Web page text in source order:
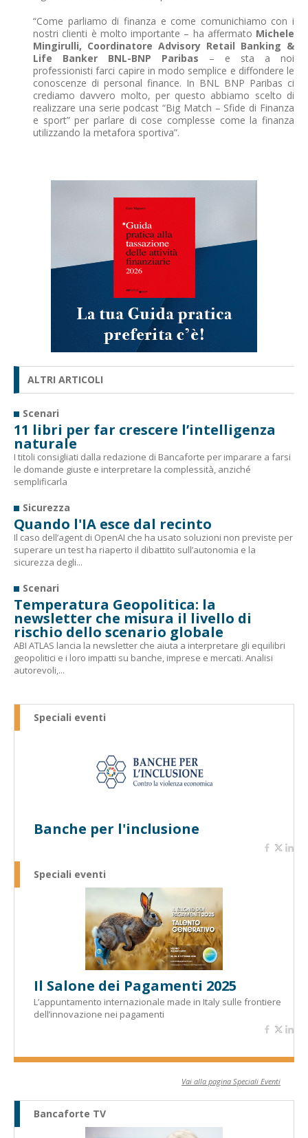
“Come parliamo di finanza e come comunichiamo con i
nostri clienti è molto importante – ha affermato Michele
Mingirulli, Coordinatore Advisory Retail Banking &
Life Banker BNL-BNP Paribas – e sta a noi
professionisti farci capire in modo semplice e diffondere le
conoscenze di personal finance. In BNL BNP Paribas ci
crediamo davvero molto, per questo abbiamo scelto di
realizzare una serie podcast “Big Match – Sfide di Finanza
e sport” per parlare di cose complesse come la finanza
utilizzando la metafora sportiva”.
ALTRI ARTICOLI
Scenari
11 libri per far crescere l’intelligenza
naturale
I titoli consigliati dalla redazione di Bancaforte per imparare a farsi
le domande giuste e interpretare la complessità, anziché
semplificarla
Sicurezza
Quando l'IA esce dal recinto
Il caso dell’agent di OpenAI che ha usato soluzioni non previste per
superare un test ha riaperto il dibattito sull’autonomia e la
sicurezza degli...
Scenari
Temperatura Geopolitica: la
newsletter che misura il livello di
rischio dello scenario globale
ABI ATLAS lancia la newsletter che aiuta a interpretare gli equilibri
geopolitici e i loro impatti su banche, imprese e mercati. Analisi
autorevoli,...
Speciali eventi
Banche per l'inclusione
Speciali eventi
Il Salone dei Pagamenti 2025
L’appuntamento internazionale made in Italy sulle frontiere
dell’innovazione nei pagamenti
Vai alla pagina Speciali Eventi
Bancaforte TV